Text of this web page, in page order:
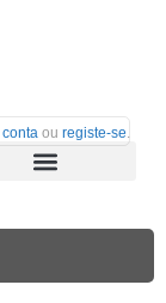
conta ou registe-se.